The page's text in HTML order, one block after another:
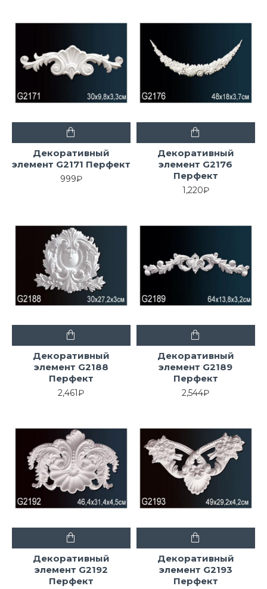
Декоративный
элемент G2171 Перфект
999₽
Декоративный
элемент G2176
Перфект
1,220₽
Декоративный
элемент G2188
Перфект
2,461₽
Декоративный
элемент G2189
Перфект
2,544₽
Декоративный
элемент G2192
Перфект
Декоративный
элемент G2193
Перфект